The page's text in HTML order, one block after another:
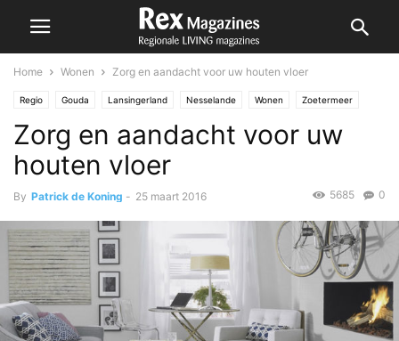
Home Wonen Zorg en aandacht voor uw houten vloer
Regio Gouda Lansingerland Nesselande Wonen Zoetermeer
Zorg en aandacht voor uw
houten vloer
By Patrick de Koning - 25 maart 2016 0
5685